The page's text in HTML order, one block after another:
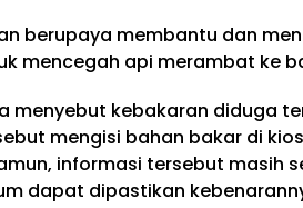
berupaya membantu dan
mencegah api merambat ke
menyebut kebakaran diduga
mengisi bahan bakar di
informasi tersebut masih
dapat dipastikan